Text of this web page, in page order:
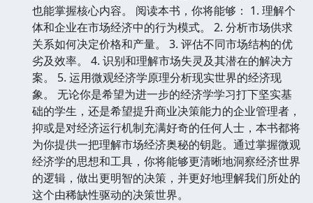
也能掌握核心内容。 阅读本书，你将能够： 1. 理解个
体和企业在市场经济中的行为模式。 2. 分析市场供求
关系如何决定价格和产量。 3. 评估不同市场结构的优
劣及效率。 4. 识别和理解市场失灵及其潜在的解决方
案。 5. 运用微观经济学原理分析现实世界的经济现
象。 无论你是希望为进一步的经济学学习打下坚实基
础的学生，还是希望提升商业决策能力的企业管理者，
抑或是对经济运行机制充满好奇的任何人士，本书都将
为你提供一把理解市场经济奥秘的钥匙。通过掌握微观
经济学的思想和工具，你将能够更清晰地洞察经济世界
的逻辑，做出更明智的决策，并更好地理解我们所处的
这个由稀缺性驱动的决策世界。